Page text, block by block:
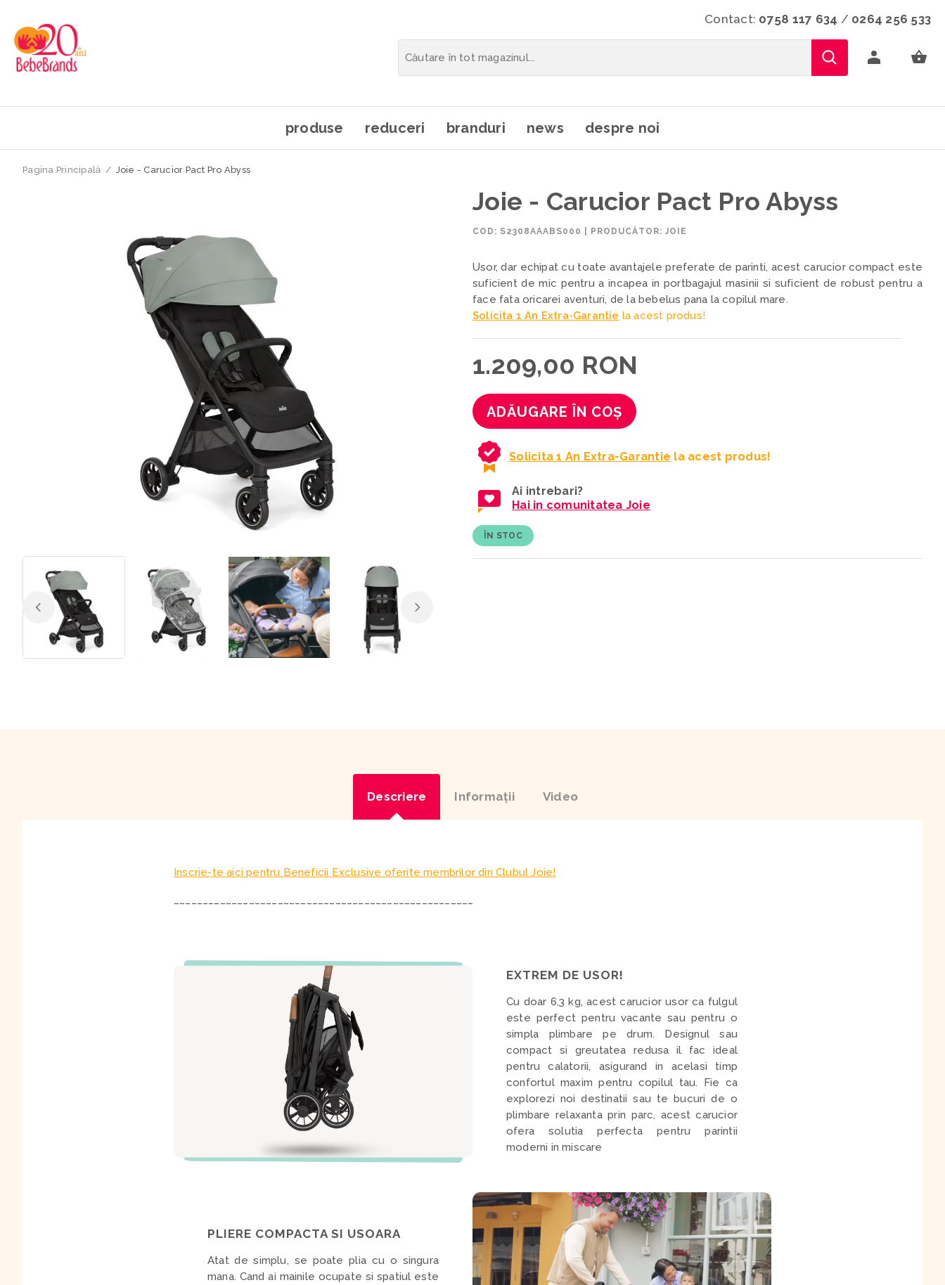
Contact: 0758 117 634 / 0264 256 533
produse reduceri branduri news despre noi
Pagina Principală / Joie - Carucior Pact Pro Abyss
Joie - Carucior Pact Pro Abyss
COD: S2308AAABS000 PRODUCĂTOR: JOIE
Usor, dar echipat cu toate avantajele preferate de parinti, acest carucior compact este
suficient de mic pentru a incapea in portbagajul masinii si suficient de robust pentru a
face fata oricarei aventuri, de la bebelus pana la copilul mare.
Solicita 1 An Extra-Garantie la acest produs!
1.209,00 RON
ADĂUGARE ÎN COȘ
Solicita 1 An Extra-Garantie la acest produs!
Ai intrebari?
Hai in comunitatea Joie
ÎN STOC
Descriere Informaţii Video
Inscrie-te aici pentru Beneficii Exclusive oferite membrilor din Clubul Joie!
EXTREM DE USOR!
Cu doar 6,3 kg, acest carucior usor ca fulgul
este perfect pentru vacante sau pentru o
simpla plimbare pe drum. Designul sau
compact si greutatea redusa il fac ideal
pentru calatorii, asigurand in acelasi timp
confortul maxim pentru copilul tau. Fie ca
explorezi noi destinatii sau te bucuri de o
plimbare relaxanta prin parc, acest carucior
ofera solutia perfecta pentru parintii
moderni in miscare
PLIERE COMPACTA SI USOARA
Atat de simplu, se poate plia cu o singura
mana. Cand ai mainile ocupate si spatiul este